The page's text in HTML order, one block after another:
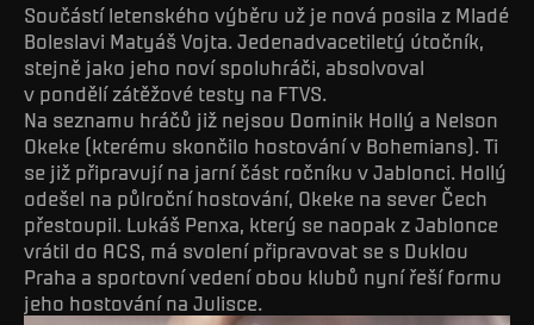
Součástí letenského výběru už je nová posila z Mladé
Boleslavi Matyáš Vojta. Jedenadvacetiletý útočník,
stejně jako jeho noví spoluhráči, absolvoval
v pondělí zátěžové testy na FTVS.
Na seznamu hráčů již nejsou Dominik Hollý a Nelson
Okeke (kterému skončilo hostování v Bohemians). Ti
se již připravují na jarní část ročníku v Jablonci. Hollý
odešel na půlroční hostování, Okeke na sever Čech
přestoupil. Lukáš Penxa, který se naopak z Jablonce
vrátil do ACS, má svolení připravovat se s Duklou
Praha a sportovní vedení obou klubů nyní řeší formu
jeho hostování na Julisce.